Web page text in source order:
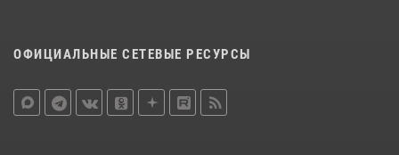
ОФИЦИАЛЬНЫЕ СЕТЕВЫЕ РЕСУРСЫ